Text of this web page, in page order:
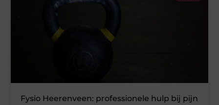
Fysio Heerenveen: professionele hulp bij pijn